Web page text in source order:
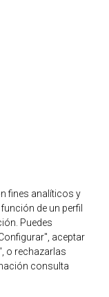
fines analíticos y
de un perfil
Puedes
aceptar
o rechazarlas
consulta